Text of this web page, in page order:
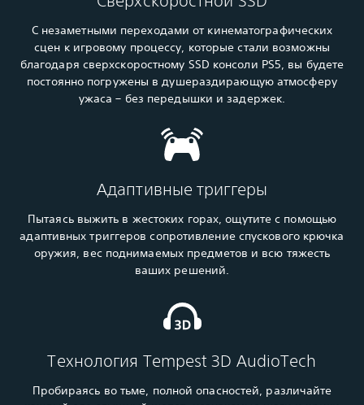
С незаметными переходами от кинематографических
сцен к игровому процессу, которые стали возможны
благодаря сверхскоростному SSD консоли PS5, вы будете
постоянно погружены в душераздирающую атмосферу
ужаса – без передышки и задержек.
Адаптивные триггеры
Пытаясь выжить в жестоких горах, ощутите с помощью
адаптивных триггеров сопротивление спускового крючка
оружия, вес поднимаемых предметов и всю тяжесть
ваших решений.
Технология Tempest 3D AudioTech
Пробираясь во тьме, полной опасностей, различайте